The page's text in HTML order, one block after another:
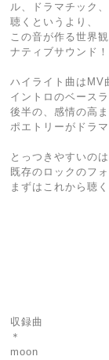
ル、ドラマチック
聴くというより、
この音が作る世界
ナティブサウンド！
ハイライト曲はMV
イントロのベース
後半の、感情の高
ポエトリーがドラ
とっつきやすいの
既存のロックのフ
まずはこれから聴
収録曲
＊
moon